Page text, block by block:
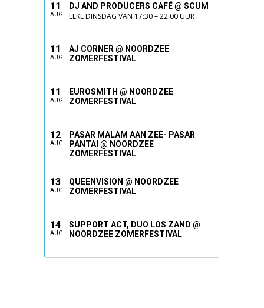
11
AUG
DJ AND PRODUCERS CAFÉ @ SCUM
ELKE DINSDAG VAN 17:30 – 22:00 UUR
11
AUG
AJ CORNER @ NOORDZEE
ZOMERFESTIVAL
11
AUG
EUROSMITH @ NOORDZEE
ZOMERFESTIVAL
12
AUG
PASAR MALAM AAN ZEE- PASAR
PANTAI @ NOORDZEE
ZOMERFESTIVAL
13
AUG
QUEENVISION @ NOORDZEE
ZOMERFESTIVAL
14
AUG
SUPPORT ACT, DUO LOS ZAND @
NOORDZEE ZOMERFESTIVAL